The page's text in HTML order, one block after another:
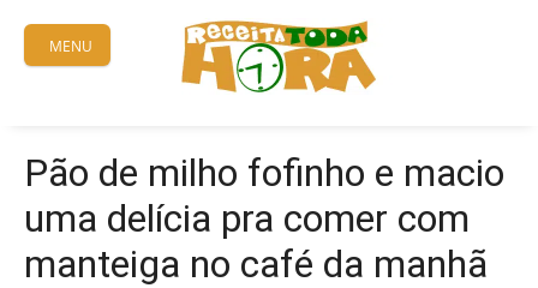
content
MENU
Pão de milho fofinho e macio
uma delícia pra comer com
manteiga no café da manhã